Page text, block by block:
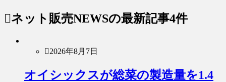
ネット販売NEWSの最新記事4件
2026年8月7日
オイシックスが総菜の製造量を1.4